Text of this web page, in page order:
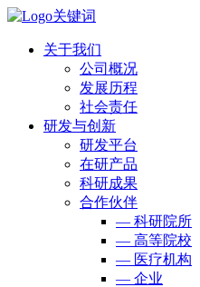
关于我们
公司概况
发展历程
社会责任
研发与创新
研发平台
在研产品
科研成果
合作伙伴
— 科研院所
— 高等院校
— 医疗机构
— 企业